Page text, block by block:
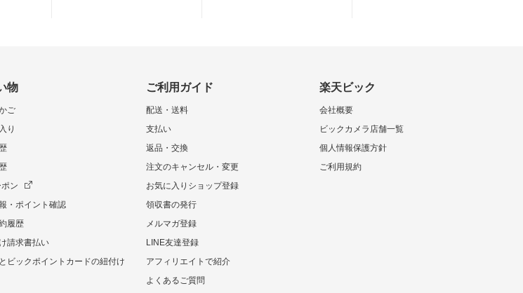
物
ご
り
ン
・ポイント確認
履歴
請求書払い
ビックポイントカードの紐付け
ご利用ガイド
配送・送料
支払い
返品・交換
注文のキャンセル・変更
お気に入りショップ登録
領収書の発行
メルマガ登録
LINE友達登録
アフィリエイトで紹介
よくあるご質問
楽天ビック
会社概要
ビックカメラ店舗一覧
個人情報保護方針
ご利用規約